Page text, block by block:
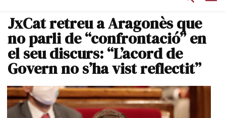
JxCat retreu a Aragonès que
no parli de “confrontació” en
el seu discurs: “L’acord de
Govern no s’ha vist reflectit”